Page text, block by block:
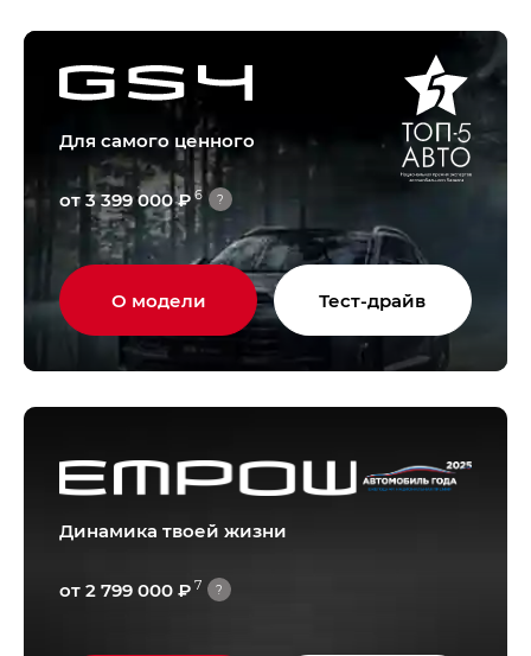
от 3 399 000 ₽ 6 ?
Для самого ценного
О модели Тест-драйв
от 2 799 000 ₽ 7 ?
Динамика твоей жизни